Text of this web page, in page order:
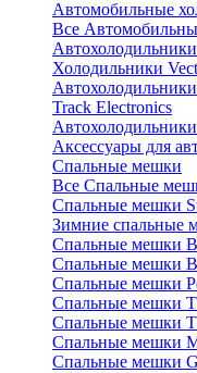
Автомобильные
Все
Холодильники
Track Electronics
Аксессуары для
Спальные мешки
Все Спальные
Спальные мешки
Зимние спальные
Спальные мешки
Спальные мешки
Спальные мешки
Спальные мешки
Спальные мешки
Cпальные мешки
Спальные мешки